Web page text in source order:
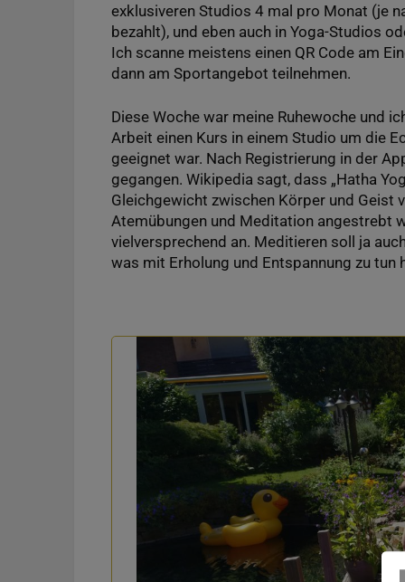
exklusiveren Studios 4 mal pro Monat (je
bezahlt), und eben auch in Yoga-Studios
Ich scanne meistens einen QR Code am
dann am Sportangebot teilnehmen.
Diese Woche war meine Ruhewoche und
Arbeit einen Kurs in einem Studio um die
geeignet war. Nach Registrierung in der
gegangen. Wikipedia sagt, dass „Hatha
Gleichgewicht zwischen Körper und Geist
Atemübungen und Meditation angestrebt
vielversprechend an. Meditieren soll ja
was mit Erholung und Entspannung zu tun